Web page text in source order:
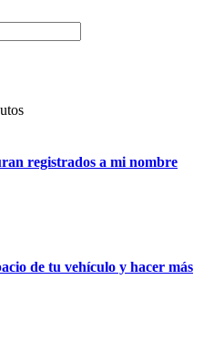
registrados a mi nombre
de tu vehículo y hacer más